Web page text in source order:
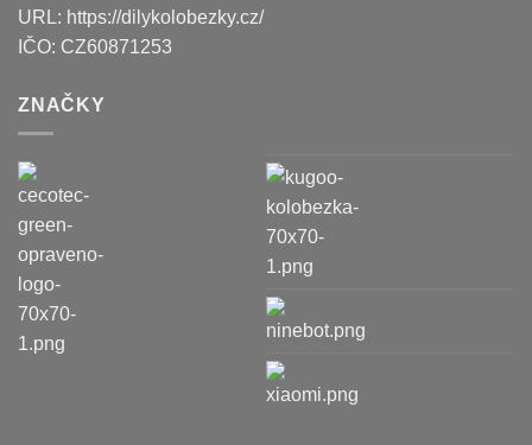
URL: https://dilykolobezky.cz/
IČO: CZ60871253
ZNAČKY